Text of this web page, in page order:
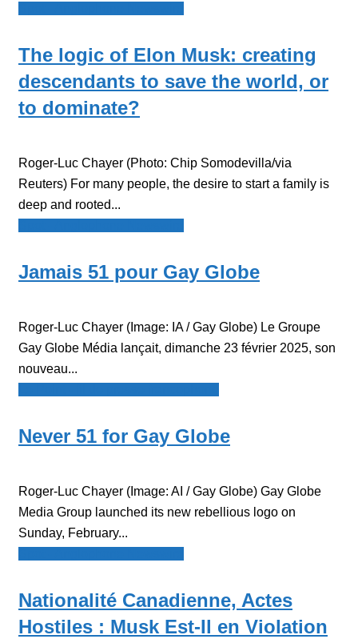
The logic of Elon Musk: creating
descendants to save the world, or
to dominate?
Roger-Luc Chayer (Photo: Chip Somodevilla/via
Reuters) For many people, the desire to start a family is
deep and rooted...
Jamais 51 pour Gay Globe
Roger-Luc Chayer (Image: IA / Gay Globe) Le Groupe
Gay Globe Média lançait, dimanche 23 février 2025, son
nouveau...
Never 51 for Gay Globe
Roger-Luc Chayer (Image: AI / Gay Globe) Gay Globe
Media Group launched its new rebellious logo on
Sunday, February...
Nationalité Canadienne, Actes
Hostiles : Musk Est-Il en Violation